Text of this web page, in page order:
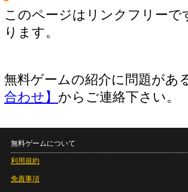
このページはリンクフリーで
ります。
無料ゲームの紹介に問題があ
合わせ】 からご連絡下さい。
無料ゲームについて
利用規約
免責事項